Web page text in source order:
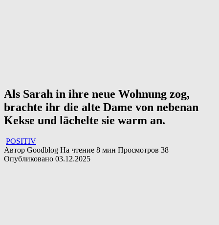
Als Sarah in ihre neue Wohnung zog,
brachte ihr die alte Dame von nebenan
Kekse und lächelte sie warm an.
POSITIV
Автор Goodblog На чтение 8 мин Просмотров 38
Опубликовано 03.12.2025